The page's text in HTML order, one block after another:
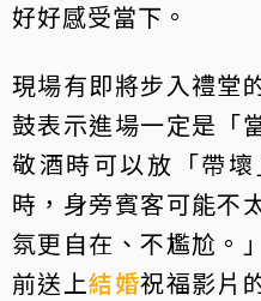
好好感受當下。
現場有即將步入禮堂
鼓表示進場一定是「
敬酒時可以放「帶
時，身旁賓客可能不
氛更自在、不尷尬。
前送上結婚祝福影片